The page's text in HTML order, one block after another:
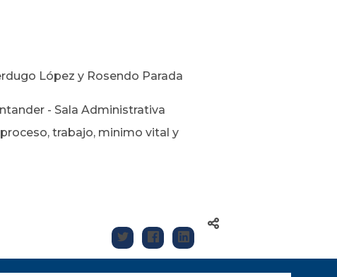
López y Rosendo Parada
- Sala Administrativa
trabajo, minimo vital y